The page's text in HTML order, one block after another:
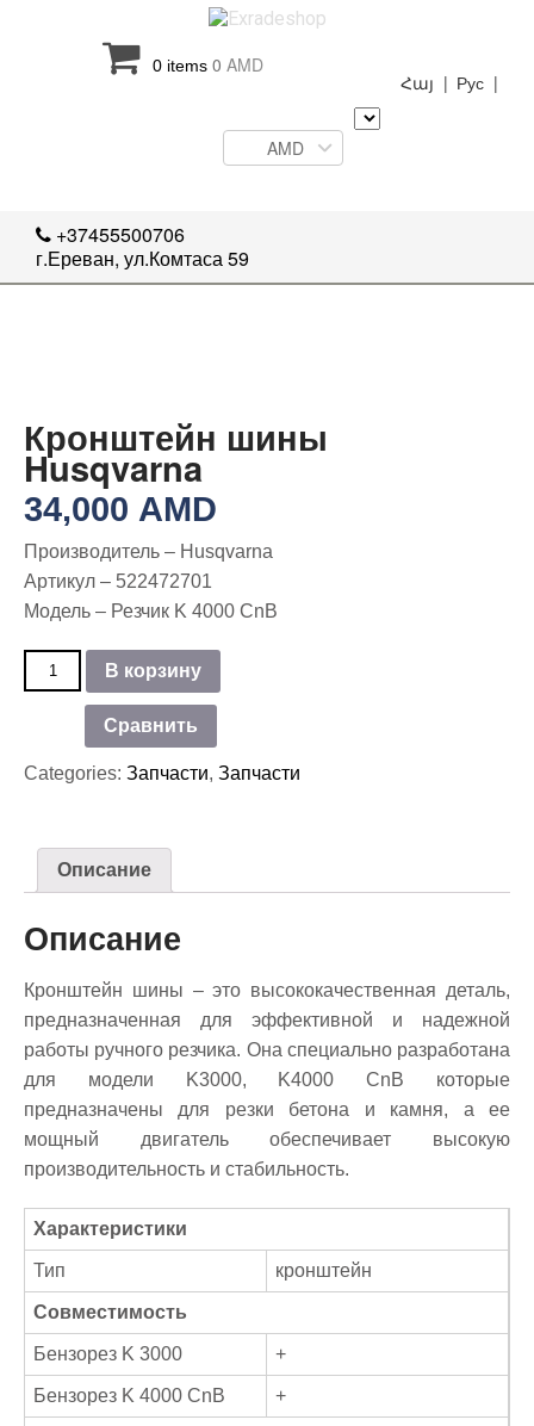
0 items 0 AMD
Рус |
Հայ |
AMD
+37455500706
г.Ереван, ул.Комтаса 59
Кронштейн шины
Husqvarna
34,000 AMD
Производитель – Husqvarna
Артикул – 522472701
Модель – Резчик K 4000 CnB
Количество
Кронштейн
В корзину
Сравнить
Categories: Запчасти, Запчасти
Описание
Описание
Кронштейн шины – это высококачественная деталь,
предназначенная для эффективной и надежной
работы ручного резчика. Она специально разработана
для модели K3000, K4000 CnB которые
предназначены для резки бетона и камня, а ее
мощный двигатель обеспечивает высокую
производительность и стабильность.
Характеристики
Тип кронштейн
Совместимость
Бензорез K 3000 +
Бензорез K 4000 CnB +